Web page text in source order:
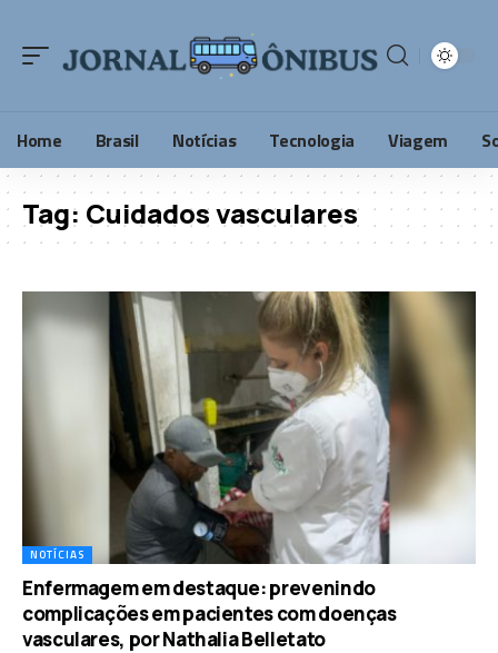
Home Brasil Notícias Tecnologia Viagem
Tag: Cuidados vasculares
NOTÍCIAS
Enfermagem em destaque: prevenindo
complicações em pacientes com doenças
vasculares, por Nathalia Belletato